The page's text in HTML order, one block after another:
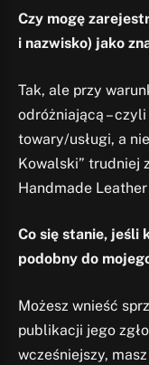
Czy mogę
i nazwisko) jako
Tak, ale przy
odróżniającą –
towary/usługi, a
Kowalski” trudniej
Handmade Leather
Co się stanie, jeśli
podobny do
Możesz wnieść
publikacji jego
wcześniejszy,